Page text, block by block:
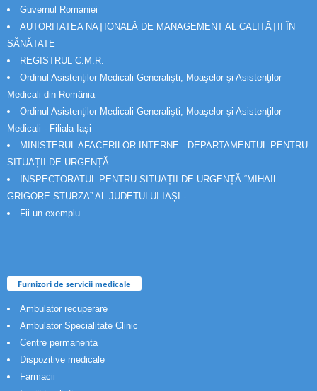
Guvernul Romaniei
AUTORITATEA NAȚIONALĂ DE MANAGEMENT AL CALITĂȚII ÎN
SĂNĂTATE
REGISTRUL C.M.R.
Ordinul Asistenţilor Medicali Generalişti, Moaşelor şi Asistenţilor
Medicali din România
Ordinul Asistenţilor Medicali Generalişti, Moaşelor şi Asistenţilor
Medicali - Filiala Iași
MINISTERUL AFACERILOR INTERNE - DEPARTAMENTUL PENTRU
SITUAȚII DE URGENȚĂ
INSPECTORATUL PENTRU SITUAȚII DE URGENȚĂ “MIHAIL
GRIGORE STURZA” AL JUDETULUI IAȘI -
Fii un exemplu
Furnizori de servicii medicale
Ambulator recuperare
Ambulator Specialitate Clinic
Centre permanenta
Dispozitive medicale
Farmacii